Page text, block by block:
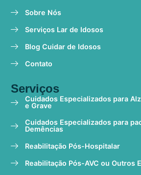
Sobre Nós
Serviços Lar de Idosos
Blog Cuidar de Idosos
Contato
Serviços
Cuidados Especializados para
e Grave
Cuidados Especializados para
Demências
Reabilitação Pós-Hospitalar
Reabilitação Pós-AVC ou Outros